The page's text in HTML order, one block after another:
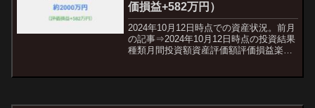
価損益+582万円）
2024年10月12日時点での資産状況。前月
の記事⇒2024年10月12日時点の投資結果
種類月間投資額資産評価額評価損益楽天